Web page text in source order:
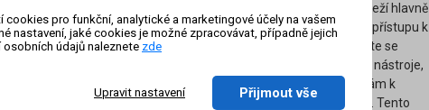
Úspěch tradera záleží hlavně
na jeho psychice a přístupu k
obchodování. Přijďte se
naučit ty nejsilnější nástroje,
tipy a rady, které vám k
úspěchu pomohou. Tento
pro funkční, analytické a marketingové účely na vašem
nastavení, jaké cookies je možné zpracovávat, případně jejich
údajů naleznete zde
Upravit nastavení Přijmout vše